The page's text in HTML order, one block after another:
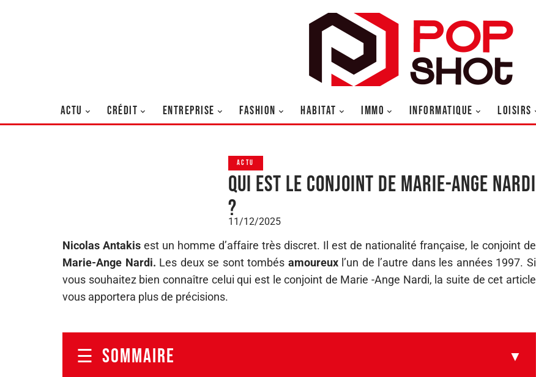
ACTU CRÉDIT ENTREPRISE FASHION HABITAT IMMO INFORMATIQUE LOISIRS
ACTU
Qui est le conjoint de Marie-Ange Nardi
?
11/12/2025
Nicolas Antakis est un homme d’affaire très discret. Il est de nationalité française, le conjoint de
Marie-Ange Nardi. Les deux se sont tombés amoureuxl’un de l’autre dans les années 1997. Si
vous souhaitez bien connaître celui qui est le conjoint de Marie -Ange Nardi, la suite de cet article
vous apportera plus de précisions.
SOMMAIRE